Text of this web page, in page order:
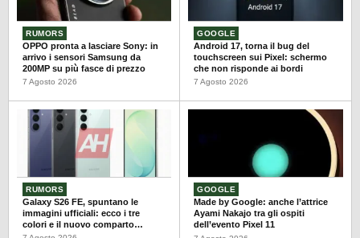
RUMORS
OPPO pronta a lasciare Sony: in
arrivo i sensori Samsung da
200MP su più fasce di prezzo
7 Agosto 2026
GOOGLE
Android 17, torna il bug del
touchscreen sui Pixel: schermo
che non risponde ai bordi
7 Agosto 2026
RUMORS
Galaxy S26 FE, spuntano le
immagini ufficiali: ecco i tre
colori e il nuovo comparto
fotografico
GOOGLE
Made by Google: anche l’attrice
Ayami Nakajo tra gli ospiti
dell’evento Pixel 11